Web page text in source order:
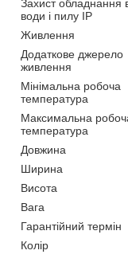
Захист обладнання
води і пилу IP
Живлення
Додаткове джерело
живлення
Мінімальна робоча
температура
Максимальна
температура
Довжина
Ширина
Висота
Вага
Гарантійний термін
Колір